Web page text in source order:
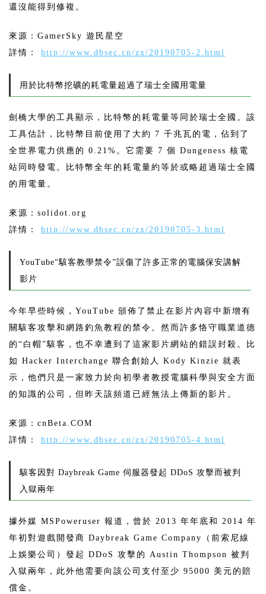
還沒能得到修複。
來源：GamerSky 遊民星空
詳情： http://www.dbsec.cn/zx/20190705-2.html
用於比特幣挖礦的耗電量超過了瑞士全國用電量
劍橋大學的工具顯示，比特幣的耗電量等同於瑞士全國。該
工具估計，比特幣目前使用了大約 7 千兆瓦的電，佔到了
全世界電力供應的 0.21%。它需要 7 個 Dungeness 核電
站同時發電。比特幣全年的耗電量約等於或略超過瑞士全國
的用電量。
來源：solidot.org
詳情： http://www.dbsec.cn/zx/20190705-3.html
YouTube“駭客教學禁令”誤傷了許多正常的電腦保安講解
影片
今年早些時候，YouTube 頒佈了禁止在影片內容中新增有
關駭客攻擊和網路釣魚教程的禁令。然而許多恪守職業道德
的“白帽”駭客，也不幸遭到了這家影片網站的錯誤封殺。比
如 Hacker Interchange 聯合創始人 Kody Kinzie 就表
示，他們只是一家致力於向初學者教授電腦科學與安全方面
的知識的公司，但昨天該頻道已經無法上傳新的影片。
來源：cnBeta.COM
詳情： http://www.dbsec.cn/zx/20190705-4.html
駭客因對 Daybreak Game 伺服器發起 DDoS 攻擊而被判
入獄兩年
據外媒 MSPoweruser 報道，曾於 2013 年年底和 2014 年
年初對遊戲開發商 Daybreak Game Company（前索尼線
上娛樂公司）發起 DDoS 攻擊的 Austin Thompson 被判
入獄兩年，此外他需要向該公司支付至少 95000 美元的賠
償金。